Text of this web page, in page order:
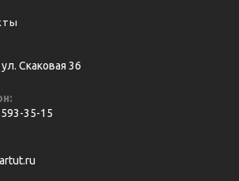
Cкаковая 36
35-15